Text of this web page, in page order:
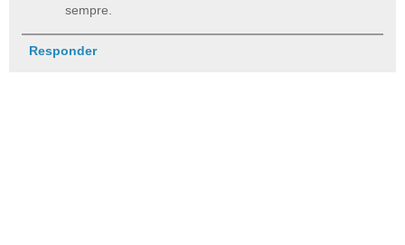
sempre.
Responder